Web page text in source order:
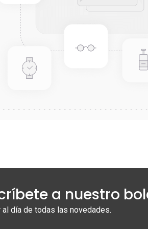
a nuestro
al día de todas las novedades.